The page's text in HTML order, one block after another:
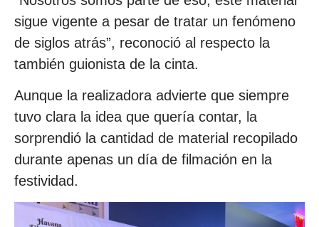
sigue vigente a pesar de tratar un fenómeno
de siglos atrás”, reconoció al respecto la
también guionista de la cinta.
Aunque la realizadora advierte que siempre
tuvo clara la idea que quería contar, la
sorprendió la cantidad de material recopilado
durante apenas un día de filmación en la
festividad.